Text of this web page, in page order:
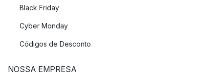
Black Friday
Cyber Monday
Códigos de Desconto
NOSSA EMPRESA